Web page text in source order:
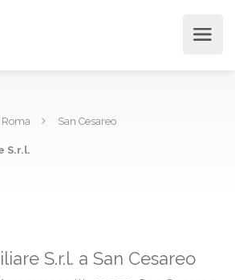
San Cesareo
S.r.l.
S.r.l. a San Cesareo